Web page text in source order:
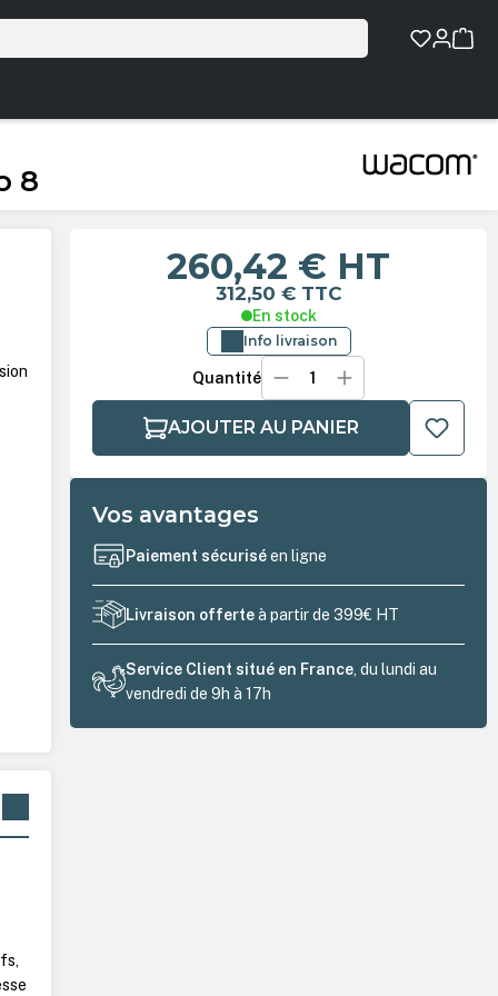
8
260,42 € HT
312,50 € TTC
En stock
Info livraison
Quantité
AJOUTER AU PANIER
Vos avantages
Paiement sécuriséen ligne
Livraison offerteà partir de 399€ HT
Service Client situé en France , du lundi au
vendredi de 9h à 17h